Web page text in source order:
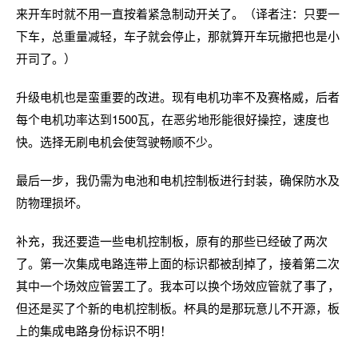
来开车时就不用一直按着紧急制动开关了。（译者注：只要一
下车，总重量减轻，车子就会停止，那就算开车玩撤把也是小
开司了。）
升级电机也是蛮重要的改进。现有电机功率不及赛格威，后者
每个电机功率达到1500瓦，在恶劣地形能很好操控，速度也
快。选择无刷电机会使驾驶畅顺不少。
最后一步，我仍需为电池和电机控制板进行封装，确保防水及
防物理损坏。
补充，我还要造一些电机控制板，原有的那些已经破了两次
了。第一次集成电路连带上面的标识都被刮掉了，接着第二次
其中一个场效应管罢工了。我本可以换个场效应管就了事了，
但还是买了个新的电机控制板。杯具的是那玩意儿不开源，板
上的集成电路身份标识不明！